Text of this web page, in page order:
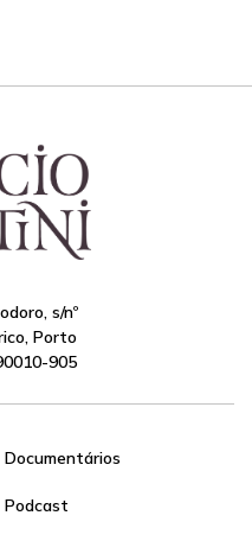
s/nº
Porto
905
Documentários
Podcast